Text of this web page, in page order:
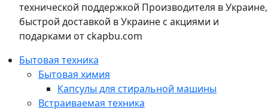
технической поддержкой Производителя в Украине,
быстрой доставкой в Украине с акциями и
подарками от ckapbu.com
Бытовая техника
Бытовая химия
Капсулы для стиральной машины
Встраиваемая техника